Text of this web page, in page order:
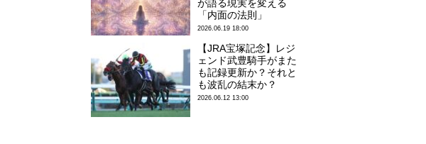
が語る現実を変える
「内面の法則」
2026.06.19 18:00
【JRA宝塚記念】レジ
ェンド武豊騎手がまた
も記録更新か？それと
も波乱の結末か？
2026.06.12 13:00